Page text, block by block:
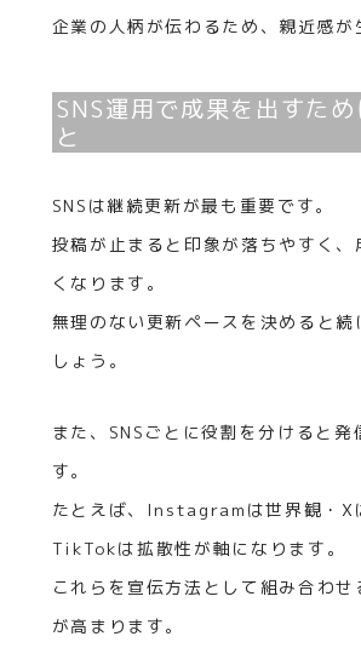
企業の人柄が伝わるため、親近感が
SNS運用で成果を出すた
と
SNSは継続更新が最も重要です。
投稿が止まると印象が落ちやすく、
くなります。
無理のない更新ペースを決めると続
しょう。
また、SNSごとに役割を分けると発
す。
たとえば、Instagramは世界観・X
TikTokは拡散性が軸になります。
これらを宣伝方法として組み合わせ
が高まります。